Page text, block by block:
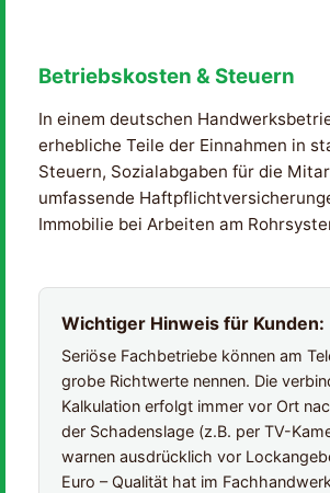
Betriebskosten & Steuern
In einem deutschen
erhebliche Teile der Einnahmen in
Steuern, Sozialabgaben für die
umfassende
Immobilie bei Arbeiten am
Wichtiger Hinweis für Kunden:
Seriöse Fachbetriebe können am
grobe Richtwerte nennen. Die
Kalkulation erfolgt immer vor Ort
der Schadenslage (z.B. per TV-
warnen ausdrücklich vor
Euro – Qualität hat im